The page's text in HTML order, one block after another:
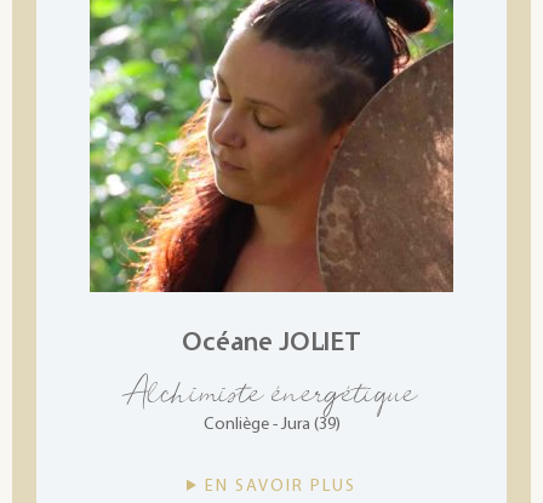
Océane JOLIET
Alchimiste énergétique
Conliège - Jura (39)
EN SAVOIR PLUS